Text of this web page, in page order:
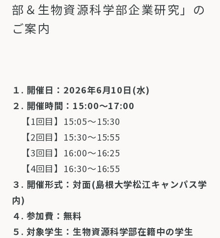
部＆生物資源科学部企業研究」の
ご案内
１. 開催日：2026年6月10日(水)
２. 開催時間： 15:00〜17:00
【1回目】15:05〜15:30
【2回目】15:30〜15:55
【3回目】16:00〜16:25
【4回目】16:30〜16:55
３. 開催形式：対面(島根大学松江キャンパス学
内)
４. 参加費：無料
５. 対象学生：生物資源科学部在籍中の学生